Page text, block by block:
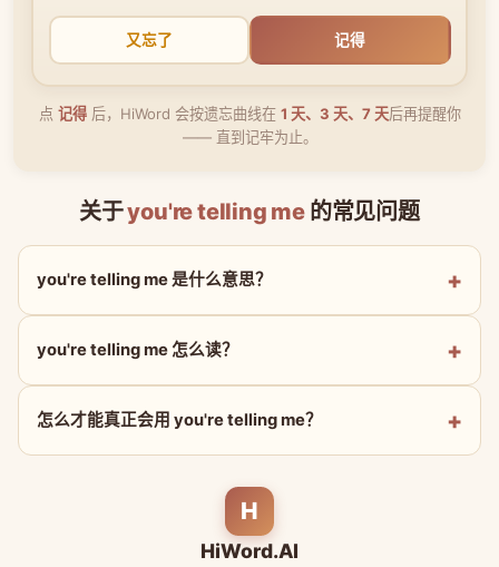
又忘了 记得
点 记得后，HiWord 会按遗忘曲线在 1 天、3 天、7 天后再提醒你
—— 直到记牢为止。
关于you're telling me 的常见问题
you're telling me 是什么意思？
you're telling me 怎么读？
怎么才能真正会用 you're telling me？
H
HiWord.AI